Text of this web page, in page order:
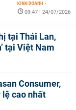
KINH DOANH -
09:47 | 24/07/2026
tại Thái Lan,
tại Việt Nam
Consumer,
lệ cao nhất